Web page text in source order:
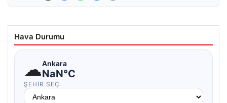
Hava Durumu
☁Ankara
NaN°C
ŞEHIR SEÇ